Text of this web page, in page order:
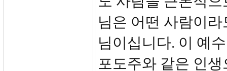
님은 어떤 사람이
님이십니다. 이 예
포도주와 같은 인